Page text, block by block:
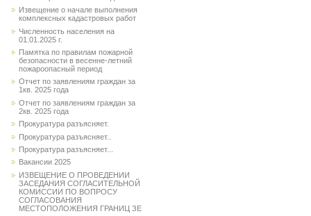
Извещение о начале выполнения
комплексных кадастровых работ
Численность населения на
01.01.2025 г.
Памятка по правилам пожарной
безопасности в весенне-летний
пожароопасный период
Отчет по заявлениям граждан за
1кв. 2025 года
Отчет по заявлениям граждан за
2кв. 2025 года
Прокуратура разъясняет.
Прокуратура разъясняет..
Прокуратура разъясняет...
Вакансии 2025
ИЗВЕЩЕНИЕ О ПРОВЕДЕНИИ
ЗАСЕДАНИЯ СОГЛАСИТЕЛЬНОЙ
КОМИССИИ ПО ВОПРОСУ
СОГЛАСОВАНИЯ
МЕСТОПОЛОЖЕНИЯ ГРАНИЦ ЗЕ